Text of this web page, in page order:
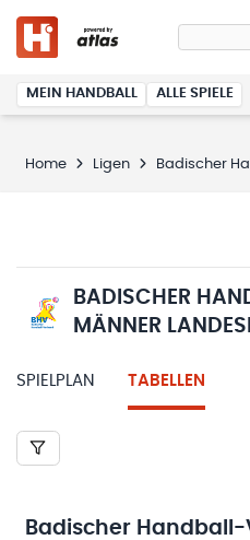
MEIN HANDBALL ALLE SPIELE
Home Ligen Badischer
BADISCHER
MÄNNER
SPIELPLAN TABELLEN
Badischer